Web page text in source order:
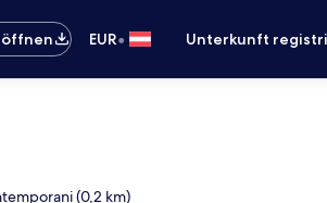
EUR• Unterkunft
(0,2 km)